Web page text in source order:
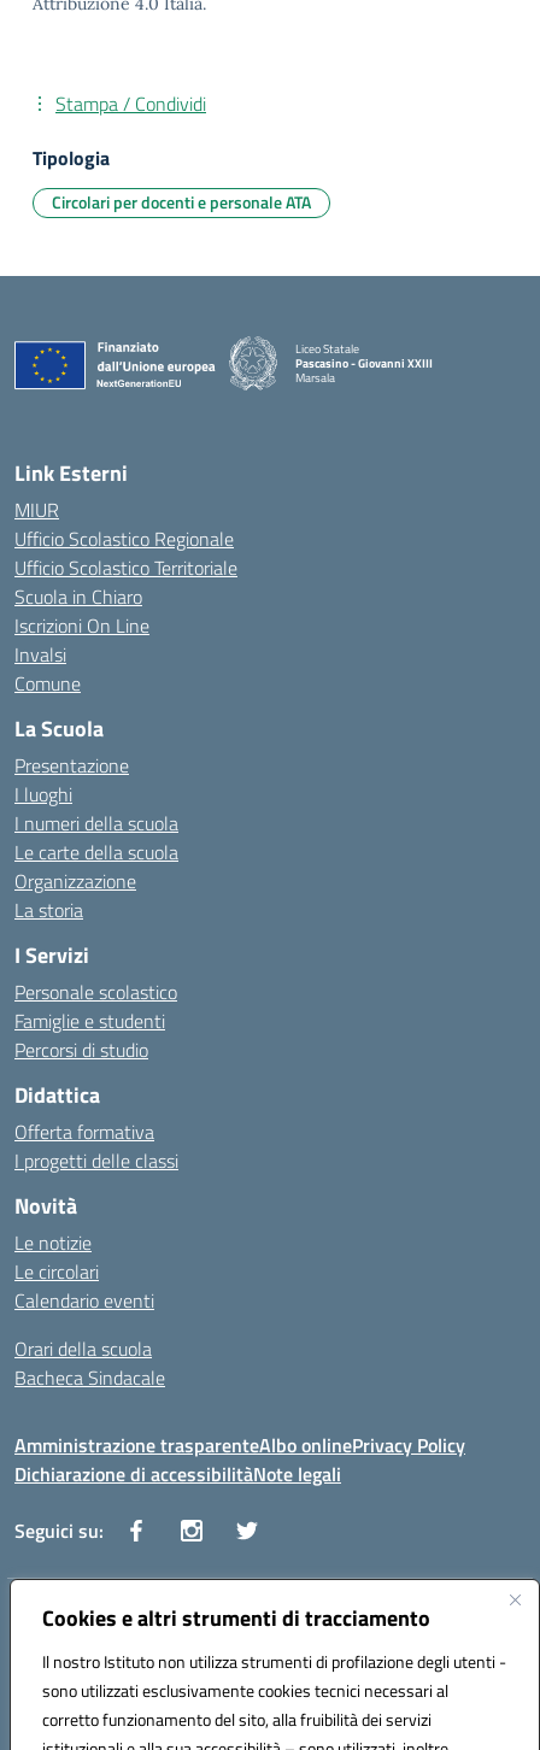
Cookies e altri strumenti di tracciamento
Il nostro Istituto non utilizza strumenti di profilazione degli utenti -
sono utilizzati esclusivamente cookies tecnici necessari al
corretto funzionamento del sito, alla fruibilità dei servizi
Stampa / Condividi
Tipologia
Circolari per docenti e personale ATA
Liceo Statale
Pascasino - Giovanni XXIII
Marsala
Link Esterni
MIUR
Ufficio Scolastico Regionale
Ufficio Scolastico Territoriale
Scuola in Chiaro
Iscrizioni On Line
Invalsi
Comune
La Scuola
Presentazione
I luoghi
I numeri della scuola
Le carte della scuola
Organizzazione
La storia
I Servizi
Personale scolastico
Famiglie e studenti
Percorsi di studio
Didattica
Offerta formativa
I progetti delle classi
Novità
Le notizie
Le circolari
Calendario eventi
Orari della scuola
Bacheca Sindacale
Amministrazione trasparenteAlbo onlinePrivacy Policy
Dichiarazione di accessibilitàNote legali
Seguici su:
Indirizzo:Via Vaccari n.5 e Via Falcone n.20 - 91025 Marsala
Posta elettronica certificata (PEC):tppm03000q@pec.istruzione.it
Codice fiscale: 82004490817
Codice meccanografico: TPPM03000Q